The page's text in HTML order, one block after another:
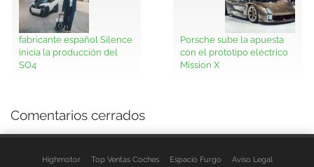
fabricante español Silence
inicia la producción del
SO4
Porsche sube la apuesta
con el prototipo eléctrico
Mission X
Comentarios cerrados
Highmotor Top Ventas Coches Espacio Furgo Aviso Legal